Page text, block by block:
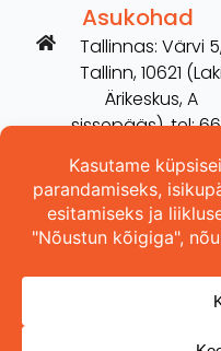
Asukohad
Tallinnas: Värvi
Tallinn, 10621 (Laki
Ärikeskus, A
sissepääs), tel:
Tartus: Võru 254,
Tartu, 50115
Hilarise maja),